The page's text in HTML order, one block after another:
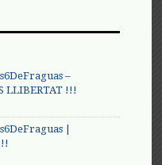
–
LLIBERTAT !!!
|